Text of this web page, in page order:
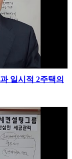
일시적 2주택의